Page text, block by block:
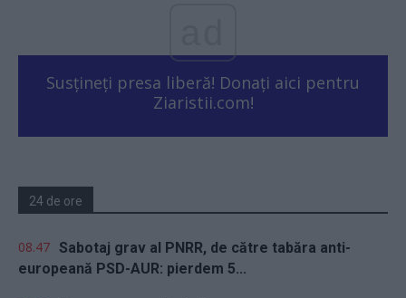
Susțineți presa liberă! Donați aici pentru
Ziaristii.com!
24 de ore
08.47 Sabotaj grav al PNRR, de către tabăra anti-
europeană PSD-AUR: pierdem 5...